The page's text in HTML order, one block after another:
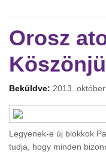
Orosz
Beküldve: 2013. október
Legyenek-e új blokkok
tudja, hogy minden